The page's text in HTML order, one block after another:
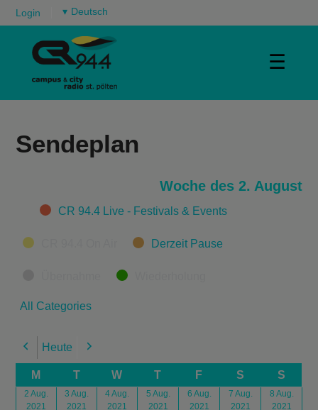
Login ▾
☰
Sendeplan
Woche des 2. August
CategoriesCR 94.4 Live - Festivals & Events
Derzeit Pause
All Categories
Previous
Heute Next
M T W T F S S
2 Aug.
2021
3 Aug.
2021
4 Aug.
2021
5 Aug.
2021
6 Aug.
2021
7 Aug.
2021
8 Aug.
2021